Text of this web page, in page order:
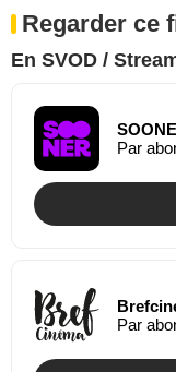
Regarder ce
En SVOD /
Par
Par